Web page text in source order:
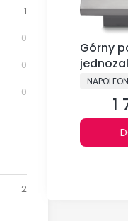
1
0
0
0
2
Górny
do
NAPOLEON
1